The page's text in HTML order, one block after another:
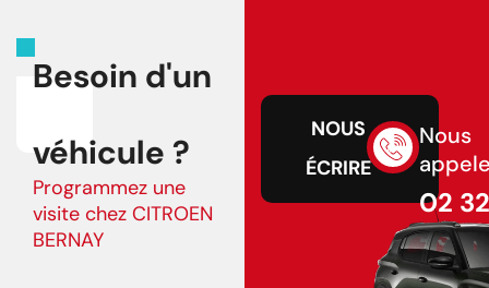
Besoin d'un
véhicule ?
Programmez une
visite chez CITROEN
BERNAY
NOUS
ÉCRIRE
Nous
02 32
43 75
02